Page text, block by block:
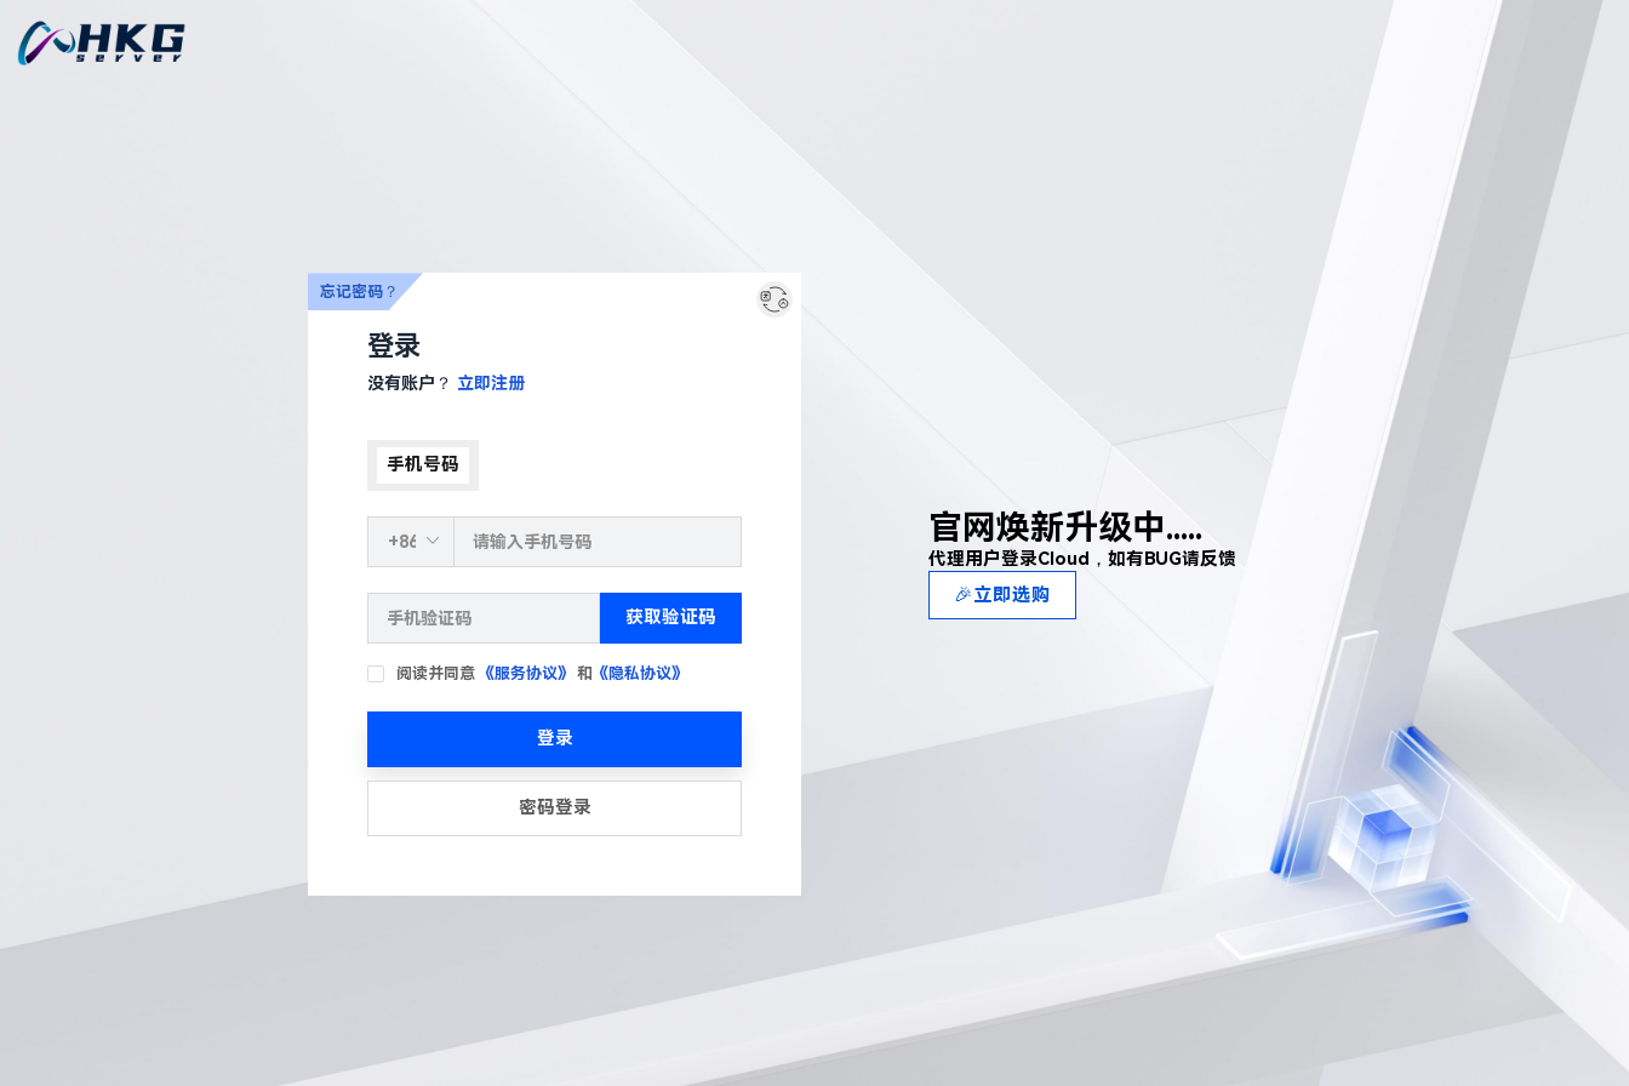
登录
没有账户？ 立即注册
手机号码
获取验证码
阅读并同意 《服务协议》 和 《隐私协议》
忘记密码？
登录
密码登录
官网焕新升级中.....
代理用户登录Cloud，如有BUG请反馈
🎉立即选购